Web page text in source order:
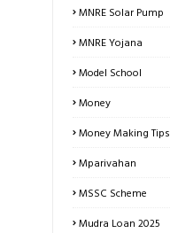
MNRE Solar Pump
MNRE Yojana
Model School
Money
Money Making Tips
Mparivahan
MSSC Scheme
Mudra Loan 2025